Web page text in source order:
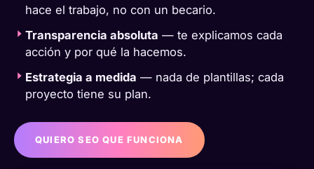
hace el trabajo, no con un becario.
Transparencia absoluta — te explicamos cada
acción y por qué la hacemos.
Estrategia a medida — nada de plantillas; cada
proyecto tiene su plan.
QUIERO SEO QUE FUNCIONA